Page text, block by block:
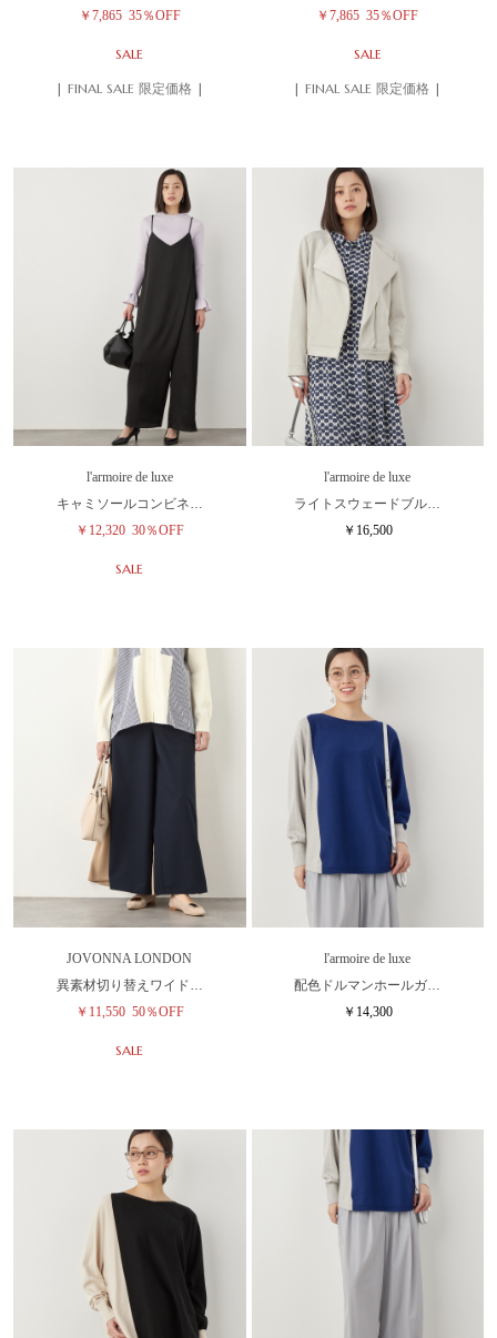
￥7,865 35％OFF
SALE
| FINAL SALE 限定価格 |
￥7,865 35％OFF
SALE
| FINAL SALE 限定価格 |
l'armoire de luxe
キャミソールコンビネ…
￥12,320 30％OFF
SALE
l'armoire de luxe
ライトスウェードブル…
￥16,500
JOVONNA LONDON
異素材切り替えワイド…
￥11,550 50％OFF
SALE
l'armoire de luxe
配色ドルマンホールガ…
￥14,300